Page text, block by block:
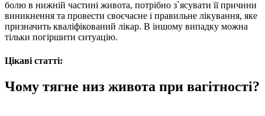
болю в нижній частині живота, потрібно з`ясувати її причини
виникнення та провести своєчасне і правильне лікування, яке
призначить кваліфікований лікар. В іншому випадку можна
тільки погіршити ситуацію.
Цікаві статті:
Чому тягне низ живота при вагітності?